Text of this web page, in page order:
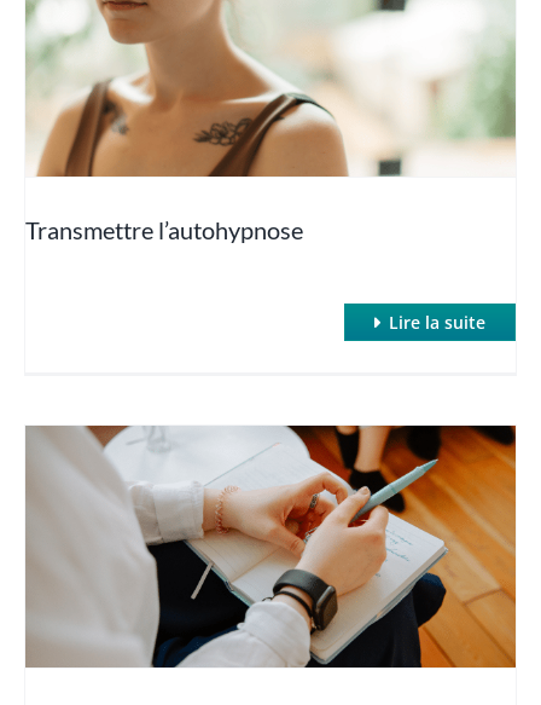
Hypnose et Poids (Maigrir avec l’hypnose)
Hypnose et sexo
Hypnose et Sommeil
Hypnose et Traumatismes
Hypnose et troubles des apprentissages
Hypnose Non Verbale
Hypnose profonde et rapide : Hypnose de Spectacle
Transmettre l’autohypnose
Lire la suite